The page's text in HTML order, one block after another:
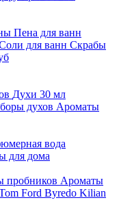
Пена для ванн
для ванн Скрабы
Духи 30 мл
духов Ароматы
вода
для дома
пробников Ароматы
Ford Byredo Kilian